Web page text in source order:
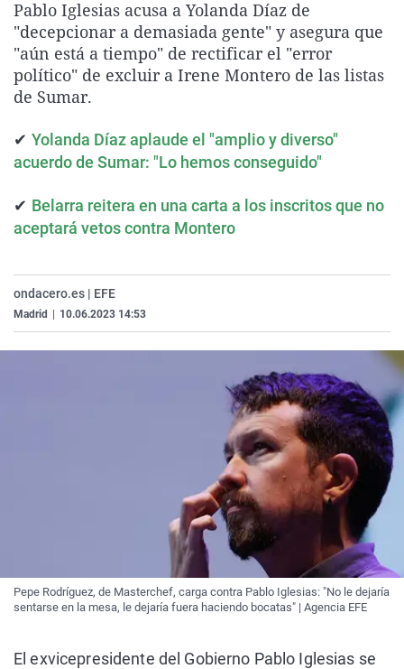
La rosa de los vientos
Gente viajera
Como el perro y el
Caso
Retornados
Equipo de
Extremadura
Galicia
La Rioja
País Vasco
Virales
Televisión
Elecciones
Pablo Iglesias acusa a Yolanda Díaz de
"decepcionar a demasiada gente" y asegura que
"aún está a tiempo" de rectificar el "error
político" de excluir a Irene Montero de las listas
de Sumar.
✔ Yolanda Díaz aplaude el "amplio y diverso"
acuerdo de Sumar: "Lo hemos conseguido"
✔ Belarra reitera en una carta a los inscritos que no
aceptará vetos contra Montero
ondacero.es | EFE
Madrid 10.06.2023 14:53
Pepe Rodríguez, de Masterchef, carga contra Pablo Iglesias: "No le dejaría
sentarse en la mesa, le dejaría fuera haciendo bocatas" | Agencia EFE
El exvicepresidente del Gobierno Pablo Iglesias se